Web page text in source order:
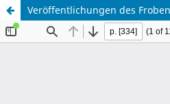
Veröffentlichungen des